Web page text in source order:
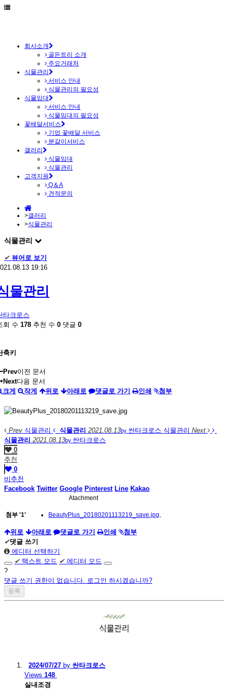
회사소개
골든트리 소개
주요거래처
식물관리
서비스 안내
식물관리의 필요성
식물임대
서비스 안내
식물임대의 필요성
꽃배달서비스
기업 꽃배달 서비스
분갈이서비스
갤러리
식물임대
식물관리
고객지원
Q＆A
견적문의
>갤러리
>식물관리
식물관리
✔ 뷰어로 보기
19:16
물관리
타크로스
회 수 178 추천 수 0 댓글 0
축키
Prev이전 문서
Next다음 문서
크게
작게 위로 아래로 댓글로 가기 인쇄 첨부
Prev 식물관리 식물관리 2021.08.13by 싼타크로스 식물관리 Next
식물관리 2021.08.13by 싼타크로스
0
추천
0
비추천
Facebook Twitter Google Pinterest Line Kakao
Atachment
첨부 '1' BeautyPlus_20180201113219_save.jpg
위로 아래로 댓글로 가기 인쇄
첨부
✔댓글 쓰기
에디터 선택하기
✔ 텍스트 모드 ✔ 에디터 모드
?
댓글 쓰기 권한이 없습니다. 로그인 하시겠습니까?
2024/07/27 by 싼타크로스
Views 148
실내조경